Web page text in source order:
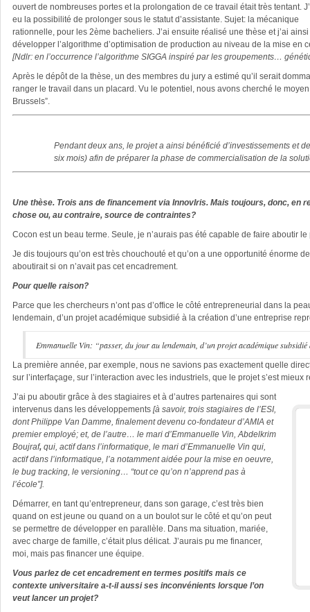
ouvert de nombreuses portes et la prolongation de ce travail était très tentant.
eu la possibilité de prolonger sous le statut d’assistante. Sujet: la mécanique
rationnelle, pour les 2ème bacheliers. J’ai ensuite réalisé une thèse et j’ai
développer l’algorithme d’optimisation de production au niveau de la mise en
[Ndlr: en l’occurrence l’algorithme SIGGA inspiré par les groupements…
Après le dépôt de la thèse, un des membres du jury a estimé qu’il serait
ranger le travail dans un placard. Vu le potentiel, nous avons cherché le
Brussels”.
Pendant deux ans, le projet a ainsi bénéficié d’investissements et
six mois) afin de préparer la phase de commercialisation de la
Une thèse. Trois ans de financement via InnovIris. Mais toujours, donc, en
chose ou, au contraire, source de contraintes?
Cocon est un beau terme. Seule, je n’aurais pas été capable de faire aboutir
Je dis toujours qu’on est très chouchouté et qu’on a une opportunité énorme
aboutirait si on n’avait pas cet encadrement.
Pour quelle raison?
Parce que les chercheurs n’ont pas d’office le côté entrepreneurial dans la
lendemain, d’un projet académique subsidié à la création d’une entreprise
Emmanuelle Vin: “passer, du jour au lendemain, d’un projet académique
La première année, par exemple, nous ne savions pas exactement quelle
sur l’interfaçage, sur l’interaction avec les industriels, que le projet s’est mieux
J’ai pu aboutir grâce à des stagiaires et à d’autres partenaires qui sont
intervenus dans les développements [à savoir, trois stagiaires de l’ESI,
dont Philippe Van Damme, finalement devenu co-fondateur d’AMIA et
premier employé; et, de l’autre… le mari d’Emmanuelle Vin,Abdelkrim
Boujraf, qui, actif dans l’informatique, le mari d’Emmanuelle Vin qui,
actif dans l’informatique, l’a notamment aidée pour la mise en oeuvre,
le bug tracking, le versioning… “tout ce qu’on n’apprend pas à
l’école”].
Démarrer, en tant qu’entrepreneur, dans son garage, c’est très bien
quand on est jeune ou quand on a un boulot sur le côté et qu’on peut
se permettre de développer en parallèle. Dans ma situation, mariée,
avec charge de famille, c’était plus délicat. J’aurais pu me financer,
moi, mais pas financer une équipe.
Vous parlez de cet encadrement en termes positifs mais ce
contexte universitaire a-t-il aussi ses inconvénients lorsque l’on
veut lancer un projet?